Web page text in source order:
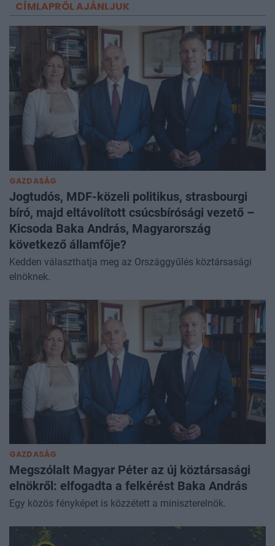
CÍMLAPRÓL AJÁNLJUK
GAZDASÁG
Jogtudós, MDF-közeli politikus, strasbourgi
bíró, majd eltávolított csúcsbírósági vezető –
Kicsoda Baka András, Magyarország
következő államfője?
Kedden választhatja meg az Országgyűlés köztársasági
elnöknek.
GAZDASÁG
Megszólalt Magyar Péter az új köztársasági
elnökről: elfogadta a felkérést Baka András
Egy közös fényképet is közzétett a miniszterelnök.